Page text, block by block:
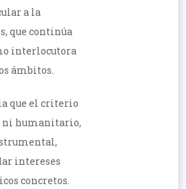
a la
que continúa
interlocutora
ámbitos.
que el criterio
ni humanitario,
intereses
concretos.